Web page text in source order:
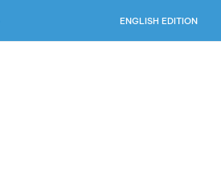
ENGLISH EDITION